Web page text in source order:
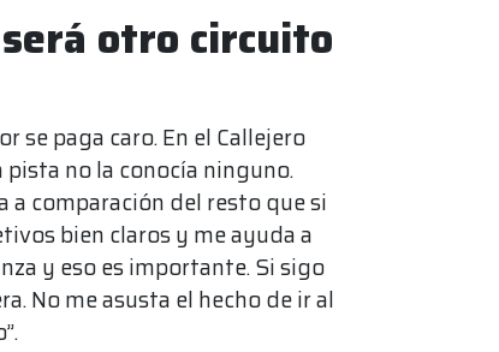
otro circuito
se paga caro. En el Callejero
no la conocía ninguno.
a comparación del resto que si
bien claros y me ayuda a
y eso es importante. Si sigo
No me asusta el hecho de ir al